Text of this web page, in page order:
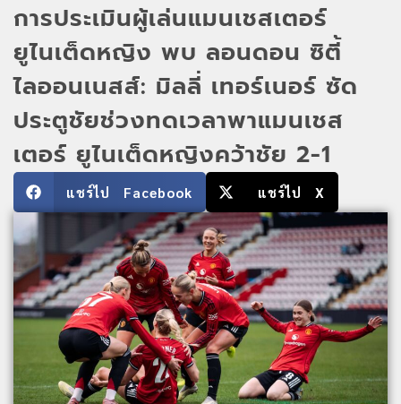
การประเมินผู้เล่นแมนเชสเตอร์
ยูไนเต็ดหญิง พบ ลอนดอน ซิตี้
ไลออนเนสส์: มิลลี่ เทอร์เนอร์ ซัด
ประตูชัยช่วงทดเวลาพาแมนเชส
เตอร์ ยูไนเต็ดหญิงคว้าชัย 2-1
แชร์ไป Facebook แชร์ไป X